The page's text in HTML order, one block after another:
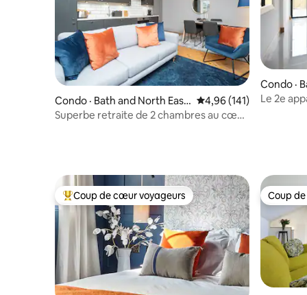
Condo · Bath and North East
Somerset
Note moyenne de 4,96
4,96 (141)
Superbe retraite de 2 chambres au cœur
Condo ·
Le 2e
Coup de cœur voyageurs parmi les plus aimés
Coup de cœur voyageurs Coup
Coup